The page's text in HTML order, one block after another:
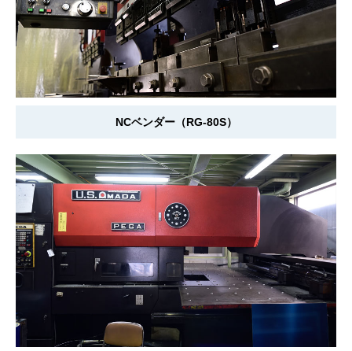
NCベンダー（RG-80S）